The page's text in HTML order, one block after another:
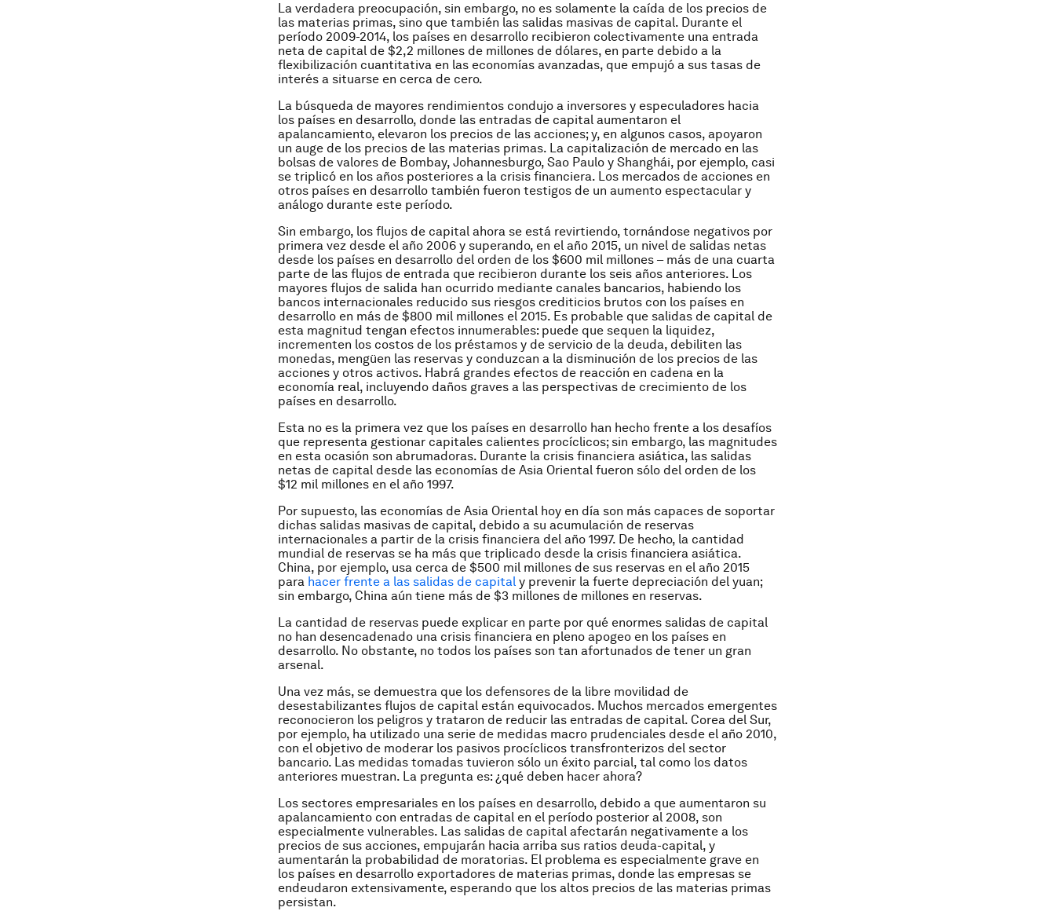
La verdadera preocupación, sin embargo, no es solamente la caída de los precios de
las materias primas, sino que también las salidas masivas de capital. Durante el
período 2009-2014, los países en desarrollo recibieron colectivamente una entrada
neta de capital de $2,2 millones de millones de dólares, en parte debido a la
flexibilización cuantitativa en las economías avanzadas, que empujó a sus tasas de
interés a situarse en cerca de cero.
La búsqueda de mayores rendimientos condujo a inversores y especuladores hacia
los países en desarrollo, donde las entradas de capital aumentaron el
apalancamiento, elevaron los precios de las acciones; y, en algunos casos, apoyaron
un auge de los precios de las materias primas. La capitalización de mercado en las
bolsas de valores de Bombay, Johannesburgo, Sao Paulo y Shanghái, por ejemplo, casi
se triplicó en los años posteriores a la crisis financiera. Los mercados de acciones en
otros países en desarrollo también fueron testigos de un aumento espectacular y
análogo durante este período.
Sin embargo, los flujos de capital ahora se está revirtiendo, tornándose negativos por
primera vez desde el año 2006 y superando, en el año 2015, un nivel de salidas netas
desde los países en desarrollo del orden de los $600 mil millones – más de una cuarta
parte de las flujos de entrada que recibieron durante los seis años anteriores. Los
mayores flujos de salida han ocurrido mediante canales bancarios, habiendo los
bancos internacionales reducido sus riesgos crediticios brutos con los países en
desarrollo en más de $800 mil millones el 2015. Es probable que salidas de capital de
esta magnitud tengan efectos innumerables: puede que sequen la liquidez,
incrementen los costos de los préstamos y de servicio de la deuda, debiliten las
monedas, mengüen las reservas y conduzcan a la disminución de los precios de las
acciones y otros activos. Habrá grandes efectos de reacción en cadena en la
economía real, incluyendo daños graves a las perspectivas de crecimiento de los
países en desarrollo.
Esta no es la primera vez que los países en desarrollo han hecho frente a los desafíos
que representa gestionar capitales calientes procíclicos; sin embargo, las magnitudes
en esta ocasión son abrumadoras. Durante la crisis financiera asiática, las salidas
netas de capital desde las economías de Asia Oriental fueron sólo del orden de los
$12 mil millones en el año 1997.
Por supuesto, las economías de Asia Oriental hoy en día son más capaces de soportar
dichas salidas masivas de capital, debido a su acumulación de reservas
internacionales a partir de la crisis financiera del año 1997. De hecho, la cantidad
mundial de reservas se ha más que triplicado desde la crisis financiera asiática.
China, por ejemplo, usa cerca de $500 mil millones de sus reservas en el año 2015
para hacer frente a las salidas de capital y prevenir la fuerte depreciación del yuan;
sin embargo, China aún tiene más de $3 millones de millones en reservas.
La cantidad de reservas puede explicar en parte por qué enormes salidas de capital
no han desencadenado una crisis financiera en pleno apogeo en los países en
desarrollo. No obstante, no todos los países son tan afortunados de tener un gran
arsenal.
Una vez más, se demuestra que los defensores de la libre movilidad de
desestabilizantes flujos de capital están equivocados. Muchos mercados emergentes
reconocieron los peligros y trataron de reducir las entradas de capital. Corea del Sur,
por ejemplo, ha utilizado una serie de medidas macro prudenciales desde el año 2010,
con el objetivo de moderar los pasivos procíclicos transfronterizos del sector
bancario. Las medidas tomadas tuvieron sólo un éxito parcial, tal como los datos
anteriores muestran. La pregunta es: ¿qué deben hacer ahora?
Los sectores empresariales en los países en desarrollo, debido a que aumentaron su
apalancamiento con entradas de capital en el período posterior al 2008, son
especialmente vulnerables. Las salidas de capital afectarán negativamente a los
precios de sus acciones, empujarán hacia arriba sus ratios deuda-capital, y
aumentarán la probabilidad de moratorias. El problema es especialmente grave en
los países en desarrollo exportadores de materias primas, donde las empresas se
endeudaron extensivamente, esperando que los altos precios de las materias primas
persistan.